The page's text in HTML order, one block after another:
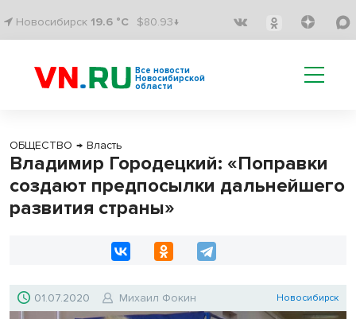
Новосибирск 19.6 °C $80.93↓
Все новости
Новосибирской
области
ОБЩЕСТВО → Власть
Владимир Городецкий: «Поправки
создают предпосылки дальнейшего
развития страны»
01.07.2020 Михаил Фокин Новосибирск